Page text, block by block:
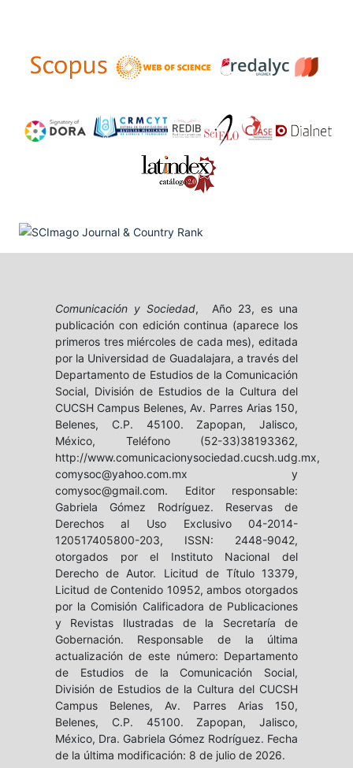
Comunicación y Sociedad, Año 23, es una
publicación con edición continua (aparece los
primeros tres miércoles de cada mes), editada
por la Universidad de Guadalajara, a través del
Departamento de Estudios de la Comunicación
Social, División de Estudios de la Cultura del
CUCSH Campus Belenes, Av. Parres Arias 150,
Belenes, C.P. 45100. Zapopan, Jalisco,
México, Teléfono (52-33)38193362,
http://www.comunicacionysociedad.cucsh.udg.mx,
comysoc@yahoo.com.mx y
comysoc@gmail.com. Editor responsable:
Gabriela Gómez Rodríguez. Reservas de
Derechos al Uso Exclusivo 04-2014-
120517405800-203, ISSN: 2448-9042,
otorgados por el Instituto Nacional del
Derecho de Autor. Licitud de Título 13379,
Licitud de Contenido 10952, ambos otorgados
por la Comisión Calificadora de Publicaciones
y Revistas Ilustradas de la Secretaría de
Gobernación. Responsable de la última
actualización de este número: Departamento
de Estudios de la Comunicación Social,
División de Estudios de la Cultura del CUCSH
Campus Belenes, Av. Parres Arias 150,
Belenes, C.P. 45100. Zapopan, Jalisco,
México, Dra. Gabriela Gómez Rodríguez. Fecha
de la última modificación: 8 de julio de 2026.